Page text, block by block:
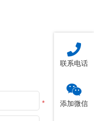
*
联系电话
添加微信